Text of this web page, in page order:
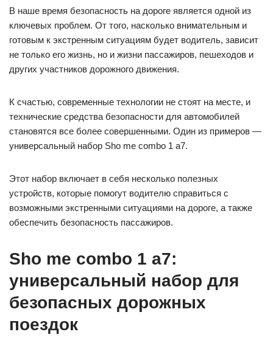
В наше время безопасность на дороге является одной из
ключевых проблем. От того, насколько внимательным и
готовым к экстренным ситуациям будет водитель, зависит
не только его жизнь, но и жизни пассажиров, пешеходов и
других участников дорожного движения.
К счастью, современные технологии не стоят на месте, и
технические средства безопасности для автомобилей
становятся все более совершенными. Один из примеров —
универсальный набор Sho me combo 1 а7.
Этот набор включает в себя несколько полезных
устройств, которые помогут водителю справиться с
возможными экстренными ситуациями на дороге, а также
обеспечить безопасность пассажиров.
Sho me combo 1 а7:
универсальный набор для
безопасных дорожных
поездок